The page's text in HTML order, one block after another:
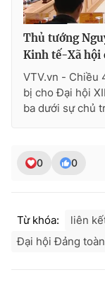
Giấy phép hoạt
Tổng Biên tập:
Vũ
Thủ tướng
Kinh tế-Xã hội
VTV.vn - Chiều
bị cho Đại hội
ba dưới sự chủ
0 0
Từ khóa: liên
Đại hội Đảng